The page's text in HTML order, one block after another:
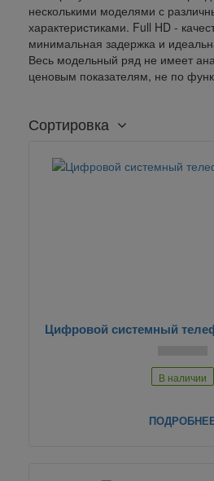
несколькими моделями с
характеристиками. Full HD -
минимальная задержка и
Весь модельный ряд не имеет
ценовым показателям, не по
Сортировка
Цифровой системный
В наличии